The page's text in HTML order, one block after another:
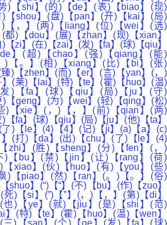
)【shi】(的)【de】(表)【biao】(现)
)【shou】(盘)【pan】(开)【kai】(局)
)【，】(两)【liang】(位)【wei】(选)
都)【dou】(展)【zhan】(现)【xian】
【zi】(在)【zai】(发)【fa】(球)【qiu】
】(超)【chao】(强)【qiang】(能)
)【。】(相)【xiang】(比)【bi】(张)
臻)【zhen】(而)【er】(言)【yan】(，)
】(莱)【lai】(特)【te】(霍)【huo】(温)
发)【fa】(球)【qiu】(局)【ju】(守)
)【geng】(为)【wei】(轻)【qing】(松)
)【xie】(，)【，】(前)【qian】(两)
【fa】(球)【qiu】(局)【ju】(他)【ta】
)【le】(4)【4】(记)【ji】(a)【a】(c)
】(打)【da】(出)【chu】(了)【le】(4)
zhi】(胜)【sheng】(分)【fen】(，)
)【bu】(禁)【jin】(让)【rang】(荷)
【xiao】(伙)【huo】(有)【you】(些)
)【piao】(然)【ran】(。)【。】(俗)
shuo】(“)【“】(不)【bu】(作)【zuo】
)【si】(”)【”】(，)【，】(第)【di】
)【ye】(就)【jiu】(是)【shi】(范)
】(特)【te】(霍)【huo】(温)【wen】
)【san】(个)【ge】(发)【fa】(球)